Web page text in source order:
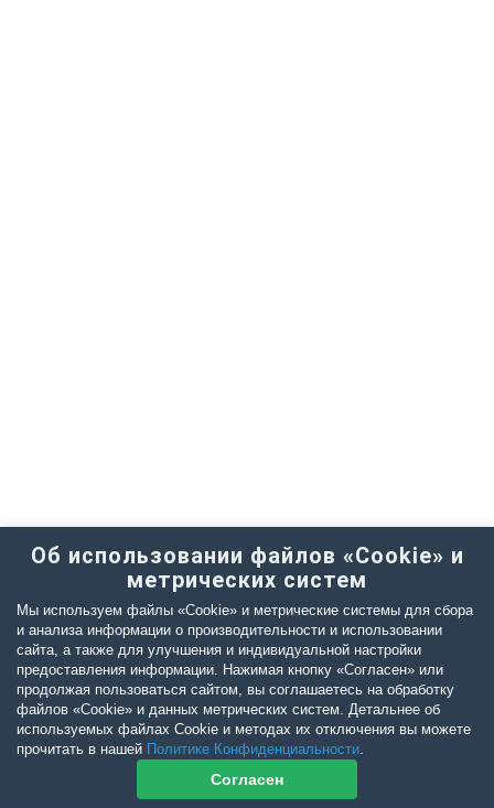
Об использовании файлов «Cookie» и
метрических систем
Мы используем файлы «Cookie» и метрические системы для сбора
и анализа информации о производительности и использовании
сайта, а также для улучшения и индивидуальной настройки
предоставления информации. Нажимая кнопку «Согласен» или
продолжая пользоваться сайтом, вы соглашаетесь на обработку
файлов «Cookie» и данных метрических систем. Детальнее об
используемых файлах Cookie и методах их отключения вы можете
прочитать в нашей Политике Конфиденциальности.
Согласен